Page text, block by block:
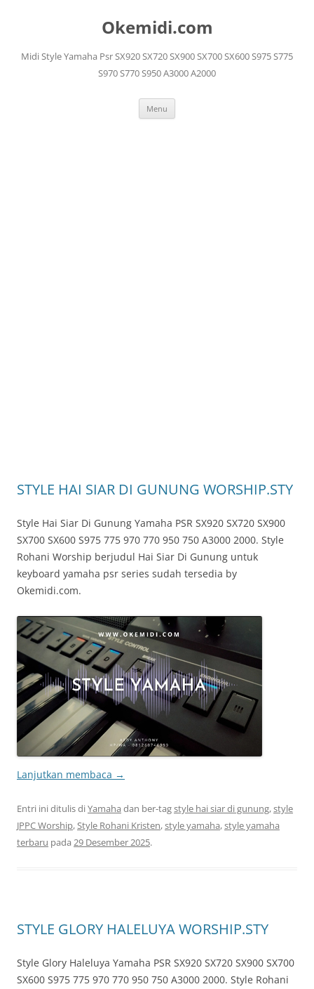
Okemidi.com
Midi Style Yamaha Psr SX920 SX720 SX900 SX700 SX600 S975 S775
S970 S770 S950 A3000 A2000
Menu
STYLE HAI SIAR DI GUNUNG WORSHIP.STY
Style Hai Siar Di Gunung Yamaha PSR SX920 SX720 SX900
SX700 SX600 S975 775 970 770 950 750 A3000 2000. Style
Rohani Worship berjudul Hai Siar Di Gunung untuk
keyboard yamaha psr series sudah tersedia by
Okemidi.com.
Lanjutkan membaca →
Entri ini ditulis diYamaha dan ber-tagstyle hai siar di gunung,style
JPPC Worship,Style Rohani Kristen,style yamaha,style yamaha
terbaru pada 29 Desember 2025.
STYLE GLORY HALELUYA WORSHIP.STY
Style Glory Haleluya Yamaha PSR SX920 SX720 SX900 SX700
SX600 S975 775 970 770 950 750 A3000 2000. Style Rohani